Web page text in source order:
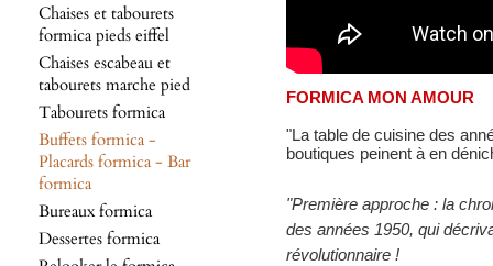
Chaises et tabourets
formica pieds eiffel
Chaises escabeau et
tabourets marche pied
Tabourets formica
Buffets formica -
Placards formica - Bar
formica
Bureaux formica
Dessertes formica
FORMICA MON AMOUR
"La table de cuisine des
boutiques peinent à en
"Première approche : la
des années 1950, qui
révolutionnaire !